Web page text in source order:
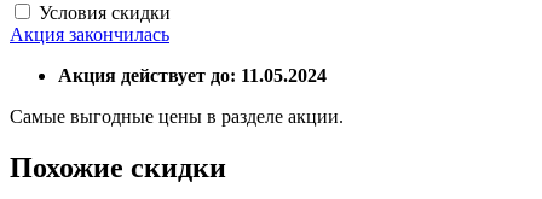
Условия скидки
Акция закончилась
Акция действует до: 11.05.2024
Самые выгодные цены в разделе акции.
Похожие скидки